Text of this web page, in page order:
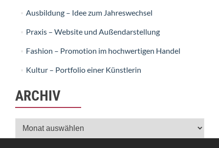
Ausbildung – Idee zum Jahreswechsel
Praxis – Website und Außendarstellung
Fashion – Promotion im hochwertigen Handel
Kultur – Portfolio einer Künstlerin
ARCHIV
Archiv